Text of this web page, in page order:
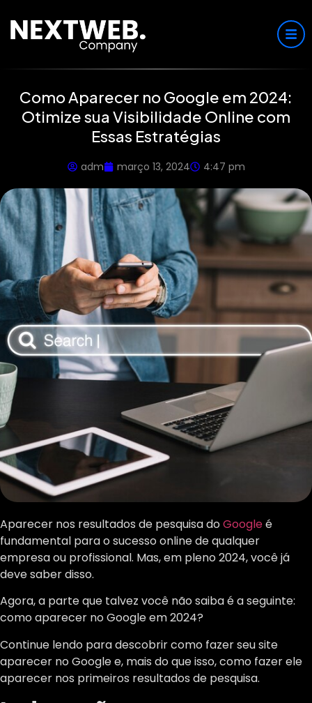
Como Aparecer no Google em 2024:
Otimize sua Visibilidade Online com
Essas Estratégias
adm março 13, 2024 4:47 pm
Aparecer nos resultados de pesquisa doGoogleé
fundamental para o sucesso online de qualquer
empresa ou profissional. Mas, em pleno 2024, você já
deve saber disso.
Agora, a parte que talvez você não saiba é a seguinte:
como aparecer no Google em 2024?
Continue lendo para descobrir como fazer seu site
aparecer no Google e, mais do que isso, como fazer ele
aparecer nos primeiros resultados de pesquisa.